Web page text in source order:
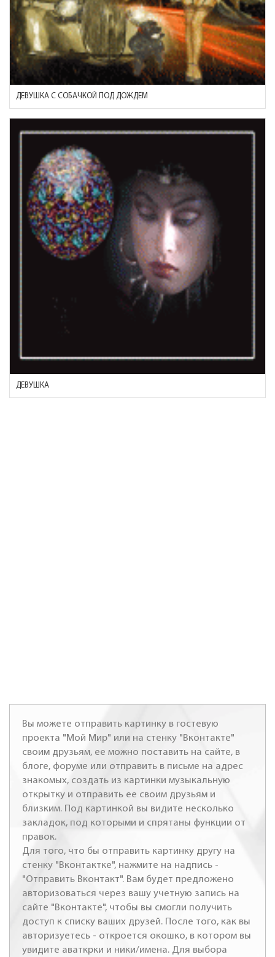
ДЕВУШКА С СОБАЧКОЙ ПОД ДОЖДЕМ
ДЕВУШКА
Вы можете отправить картинку в гостевую
проекта "Мой Мир" или на стенку "Вконтакте"
своим друзьям, ее можно поставить на сайте, в
блоге, форуме или отправить в письме на адрес
знакомых, создать из картинки музыкальную
открытку и отправить ее своим друзьям и
близким. Под картинкой вы видите несколько
закладок, под которыми и спрятаны функции от
правок.
Для того, что бы отправить картинку другу на
стенку "Вконтактке", нажмите на надпись -
"Отправить Вконтакт". Вам будет предложено
авторизоваться через вашу учетную запись на
сайте "Вконтакте", чтобы вы смогли получить
доступ к списку ваших друзей. После того, как вы
авторизуетесь - откроется окошко, в котором вы
увидите аваткрки и ники/имена. Для выбора